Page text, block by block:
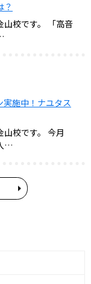
？
山校です。 「高音
実施中！ナユタス
校です。 今月
…